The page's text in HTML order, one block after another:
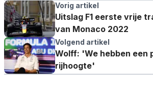
Vorig artikel
Uitslag F1 eerste vrije
van Monaco 2022
Volgend artikel
Wolff: 'We hebben een
rijhoogte'